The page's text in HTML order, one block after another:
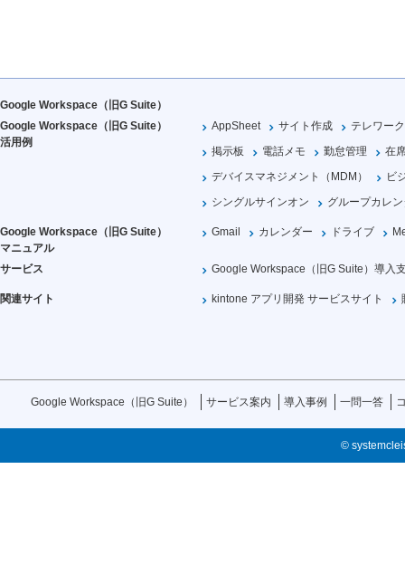
Google Workspace（旧G Suite）
Google Workspace（旧G Suite）
活用例
AppSheet サイト作成
テレワーク
掲示板
電話メモ 勤怠管理
在
デバイスマネジメント（MDM）
ビ
シングルサインオン
グループカレ
Google Workspace（旧G Suite）
マニュアル
Gmail カレンダー ドライブ
サービス Google Workspace（旧G Suite）導入
関連サイト kintone アプリ開発 サービスサイト
Google Workspace（旧G Suite） サービス案内 導入事例 一問一答
©